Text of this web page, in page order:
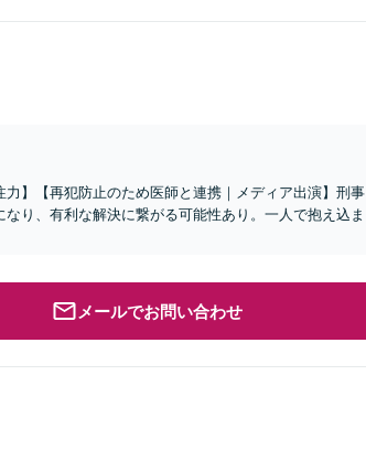
】【再犯防止のため医師と連携｜メディア出演】刑事
り、有利な解決に繋がる可能性あり。一人で抱え込ま
メールでお問い合わせ